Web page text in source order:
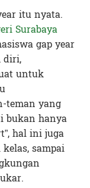
itu nyata.
Surabaya
gap year
diri,
untuk
teman yang
bukan hanya
hal ini juga
sampai